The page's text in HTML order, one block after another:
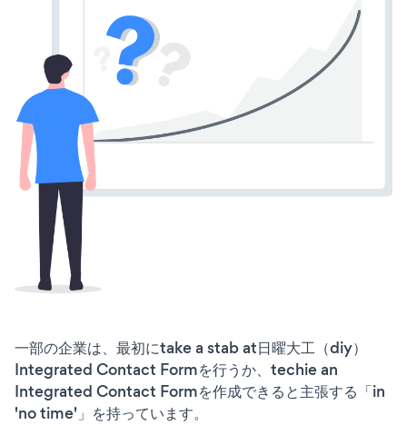
一部の企業は、最初にtake a stab at日曜大工（diy）
Integrated Contact Formを行うか、techie an
Integrated Contact Formを作成できると主張する「in
'no time'」を持っています。